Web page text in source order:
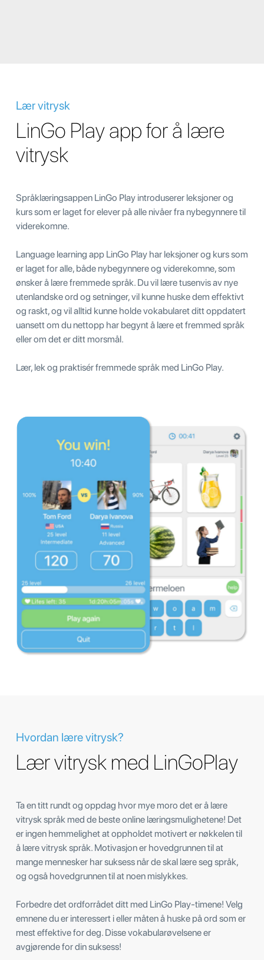
Lær vitrysk
LinGo Play app for å lære
vitrysk
Språklæringsappen LinGo Play introduserer leksjoner og
kurs som er laget for elever på alle nivåer fra nybegynnere til
viderekomne.
Language learning app LinGo Play har leksjoner og kurs som
er laget for alle, både nybegynnere og viderekomne, som
ønsker å lære fremmede språk. Du vil lære tusenvis av nye
utenlandske ord og setninger, vil kunne huske dem effektivt
og raskt, og vil alltid kunne holde vokabularet ditt oppdatert
uansett om du nettopp har begynt å lære et fremmed språk
eller om det er ditt morsmål.
Lær, lek og praktisér fremmede språk med LinGo Play.
Hvordan lære vitrysk?
Lær vitrysk med LinGoPlay
Ta en titt rundt og oppdag hvor mye moro det er å lære
vitrysk språk med de beste online læringsmulighetene! Det
er ingen hemmelighet at oppholdet motivert er nøkkelen til
å lære vitrysk språk. Motivasjon er hovedgrunnen til at
mange mennesker har suksess når de skal lære seg språk,
og også hovedgrunnen til at noen mislykkes.
Forbedre det ordforrådet ditt med LinGo Play-timene! Velg
emnene du er interessert i eller måten å huske på ord som er
mest effektive for deg. Disse vokabularøvelsene er
avgjørende for din suksess!